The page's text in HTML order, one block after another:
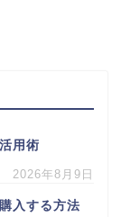
用術
2026年8月9日
入する方法